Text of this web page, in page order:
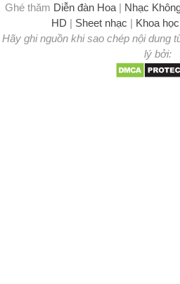
Ghé thăm Diễn đàn Hoa| Nhạc
HD | Sheet nhạc | Khoa
Hãy ghi nguồn khi sao chép nội dung
lý bởi: